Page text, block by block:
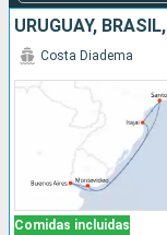
URUGUAY,
Comidas incluidas
Costa Diadema